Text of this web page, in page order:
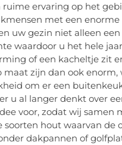
ervaring op het
met een
uw gezin niet alleen
waardoor u het hele
of een kacheltje zit
maat zijn dan ook
om er een
u al langer denkt over
voor, zodat wij
soorten hout waarvan
dakpannen of